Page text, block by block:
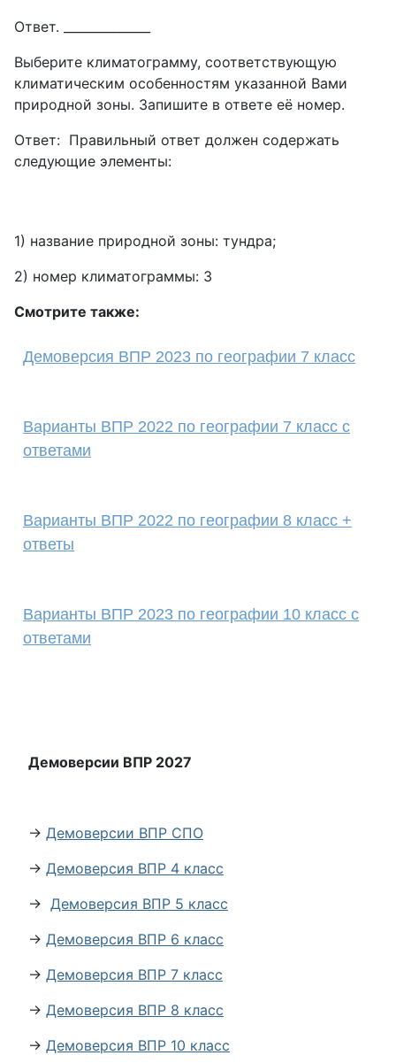
Ответ. ______________
Выберите климатограмму, соответствующую
климатическим особенностям указанной Вами
природной зоны. Запишите в ответе её номер.
Ответ: Правильный ответ должен содержать
следующие элементы:
1) название природной зоны: тундра;
2) номер климатограммы: 3
Смотрите также:
Демоверсия ВПР 2023 по географии 7 класс
Варианты ВПР 2022 по географии 7 класс с
ответами
Варианты ВПР 2022 по географии 8 класс +
ответы
Варианты ВПР 2023 по географии 10 класс с
ответами
Демоверсии ВПР 2027
→ Демоверсии ВПР СПО
→ Демоверсия ВПР 4 класс
→ Демоверсия ВПР 5 класс
→ Демоверсия ВПР 6 класс
→ Демоверсия ВПР 7 класс
→ Демоверсия ВПР 8 класс
→ Демоверсия ВПР 10 класс